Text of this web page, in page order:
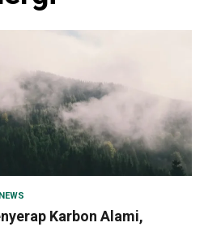
Karbon Alami,